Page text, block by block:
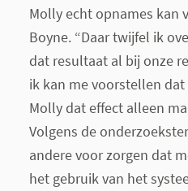
Molly echt opnames kan
Boyne. “Daar twijfel ik
dat resultaat al bij onze
ik kan me voorstellen
Molly dat effect alleen
Volgens de
andere voor zorgen dat
het gebruik van het